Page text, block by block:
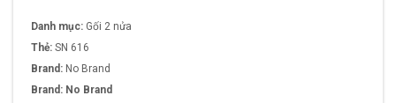
Danh mục: Gối 2 nửa
Thẻ: SN 616
Brand: No Brand
Brand: No Brand